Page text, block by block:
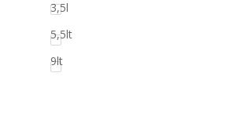
3,5l
5,5lt
9lt